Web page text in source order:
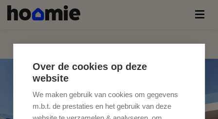
Over de cookies op deze
website
We maken gebruik van cookies om gegevens
m.b.t. de prestaties en het gebruik van deze